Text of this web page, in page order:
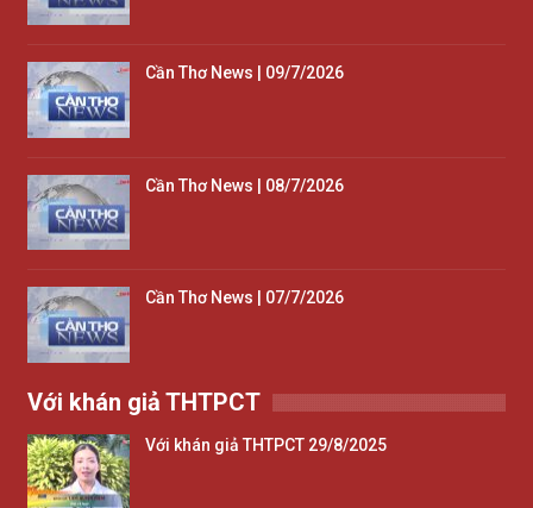
Cần Thơ News | 09/7/2026
Cần Thơ News | 08/7/2026
Cần Thơ News | 07/7/2026
Với khán giả THTPCT
Với khán giả THTPCT 29/8/2025